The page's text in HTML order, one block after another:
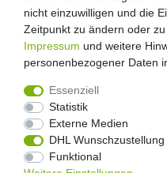
Widerrufs­recht
nicht einzuwilligen und die
Zeitpunkt zu ändern oder
Impressum und weitere
personenbezogener Daten
Essenziell
Statistik
Externe Medien
DHL Wunschzustellung
Funktional